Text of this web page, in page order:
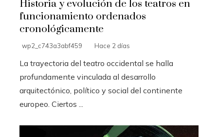
Historia y evolución de los teatros en
funcionamiento ordenados
cronológicamente
wp2_c743a3abf459 Hace 2 días
La trayectoria del teatro occidental se halla
profundamente vinculada al desarrollo
arquitectónico, político y social del continente
europeo. Ciertos ...